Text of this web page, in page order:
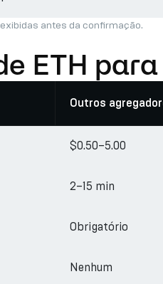
antes da confirmação.
ETH para
Outros
$0.50–5.00
2–15 min
Obrigatório
Nenhum